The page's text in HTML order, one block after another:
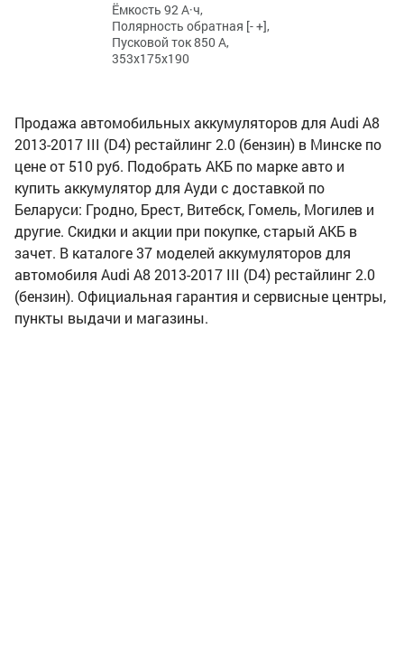
Ёмкость 92 А·ч,
Полярность обратная [- +],
Пусковой ток 850 А,
353x175x190
Продажа автомобильных аккумуляторов для Audi A8
2013-2017 III (D4) рестайлинг 2.0 (бензин) в Минске по
цене от 510 руб. Подобрать АКБ по марке авто и
купить аккумулятор для Ауди с доставкой по
Беларуси: Гродно, Брест, Витебск, Гомель, Могилев и
другие. Скидки и акции при покупке, старый АКБ в
зачет. В каталоге 37 моделей аккумуляторов для
автомобиля Audi A8 2013-2017 III (D4) рестайлинг 2.0
(бензин). Официальная гарантия и сервисные центры,
пункты выдачи и магазины.